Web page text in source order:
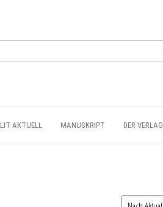
LIT AKTUELL MANUSKRIPT DER VERLAG